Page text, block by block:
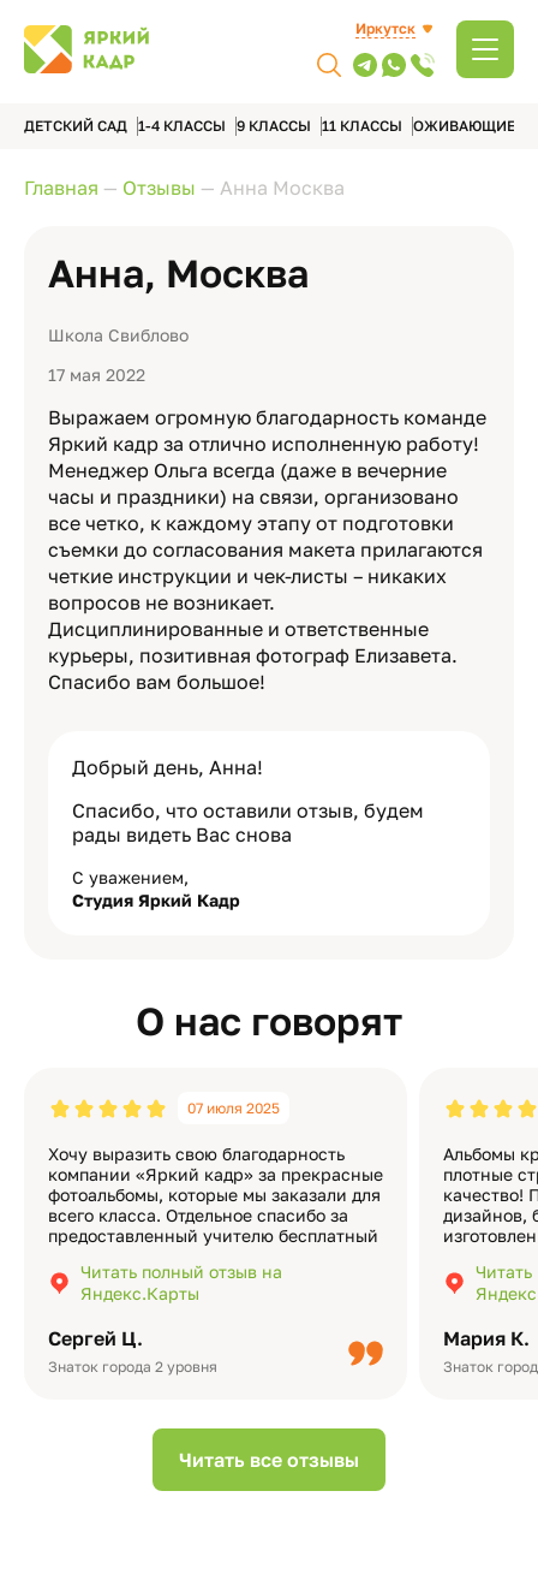
Иркутск
ДЕТСКИЙ САД 1-4 КЛАССЫ 9 КЛАССЫ 11 КЛАССЫ ОЖИВАЮЩИЕ
Главная — Отзывы — Анна Москва
Анна, Москва
Школа Свиблово
17 мая 2022
Выражаем огромную благодарность команде
Яркий кадр за отлично исполненную работу!
Менеджер Ольга всегда (даже в вечерние
часы и праздники) на связи, организовано
все четко, к каждому этапу от подготовки
съемки до согласования макета прилагаются
четкие инструкции и чек-листы – никаких
вопросов не возникает.
Дисциплинированные и ответственные
курьеры, позитивная фотограф Елизавета.
Спасибо вам большое!
Добрый день, Анна!
Спасибо, что оставили отзыв, будем
рады видеть Вас снова
С уважением,
Студия Яркий Кадр
О нас говорят
Сергей Ц.
Знаток города 2 уровня
07 июля 2025
Хочу выразить свою благодарность
компании «Яркий кадр» за прекрасные
фотоальбомы, которые мы заказали для
всего класса. Отдельное спасибо за
предоставленный учителю бесплатный
подчёркивает значимость события.
Качество альбомов на высшем уровне:
Читать полный отзыв на
Яндекс.Карты
Мария К.
Знаток
Альбомы
плотные
качество!
дизайнов,
добавить
видео с
Читать все отзывы